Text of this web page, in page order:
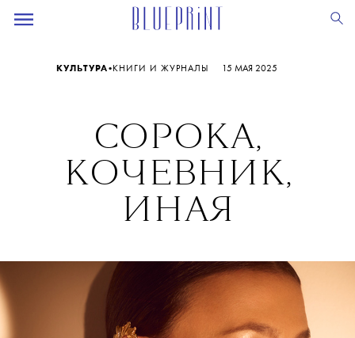
15 МАЯ 2025
КУЛЬТУРА• КНИГИ И ЖУРНАЛЫ
СОРОКА,
КОЧЕВНИК,
ИНАЯ